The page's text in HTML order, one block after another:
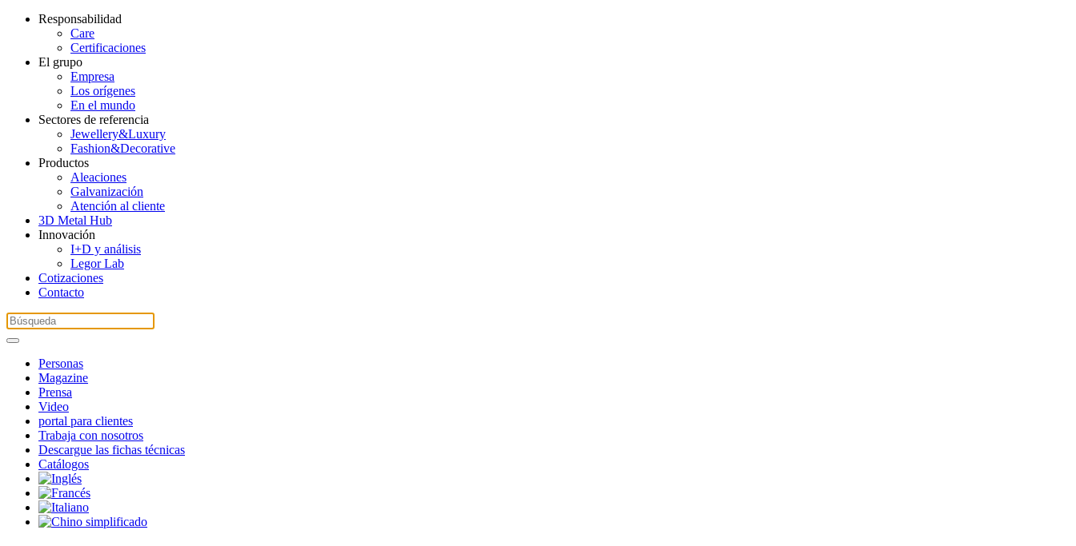
Responsabilidad
Care
Certificaciones
El grupo
Empresa
Los orígenes
En el mundo
Sectores de referencia
Jewellery&Luxury
Fashion&Decorative
Productos
Aleaciones
Galvanización
Atención al cliente
3D Metal Hub
Innovación
I+D y análisis
Legor Lab
Cotizaciones
Contacto
Personas
Magazine
Prensa
Video
portal para clientes
Trabaja con nosotros
Descargue las fichas técnicas
Catálogos